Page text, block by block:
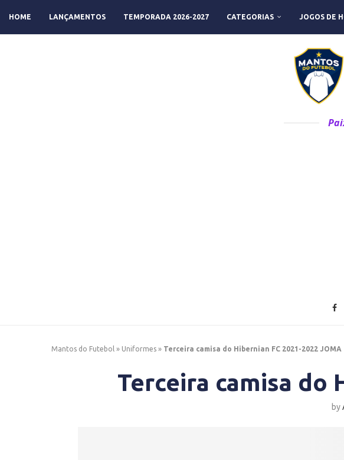
HOME LANÇAMENTOS TEMPORADA 2026-2027 CATEGORIAS JOGOS DE
Mantos do Futebol » Uniformes » Terceira camisa do Hibernian FC 2021-2022 JOMA
Terceira camisa do
by